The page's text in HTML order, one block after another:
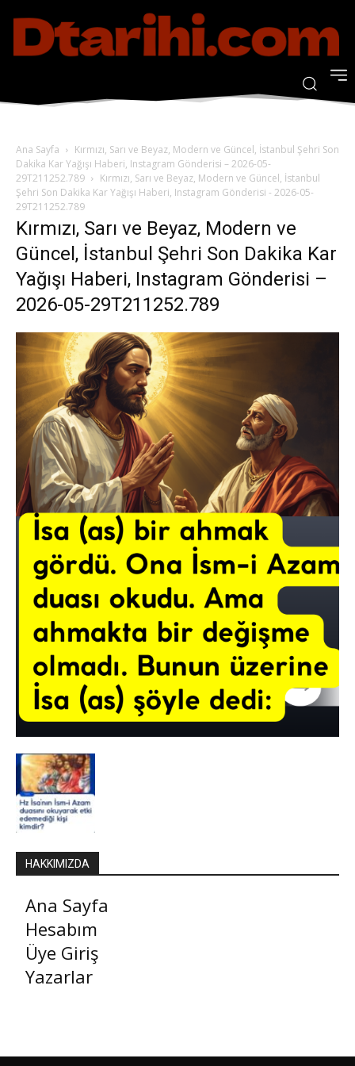
Ana Sayfa
Kırmızı, Sarı ve Beyaz, Modern ve Güncel, İstanbul Şehri Son
Dakika Kar Yağışı Haberi, Instagram Gönderisi – 2026-05-
29T211252.789
Kırmızı, Sarı ve Beyaz, Modern ve Güncel, İstanbul
Şehri Son Dakika Kar Yağışı Haberi, Instagram Gönderisi - 2026-05-
29T211252.789
Kırmızı, Sarı ve Beyaz, Modern ve
Güncel, İstanbul Şehri Son Dakika Kar
Yağışı Haberi, Instagram Gönderisi –
2026-05-29T211252.789
HAKKIMIZDA
Ana Sayfa
Hesabım
Üye Giriş
Yazarlar